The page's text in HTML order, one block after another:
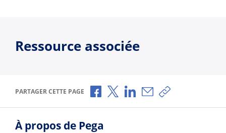
Ressource associée
PARTAGER CETTE PAGE Partager via Facebook
Partager via X
Partager via LinkedIn
Partager par e-mail
Copier le lien
À propos de Pega